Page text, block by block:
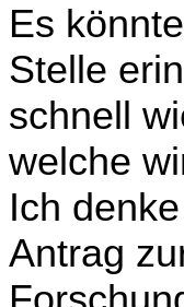
Es
Stelle
schnell
welche
Ich
Antrag